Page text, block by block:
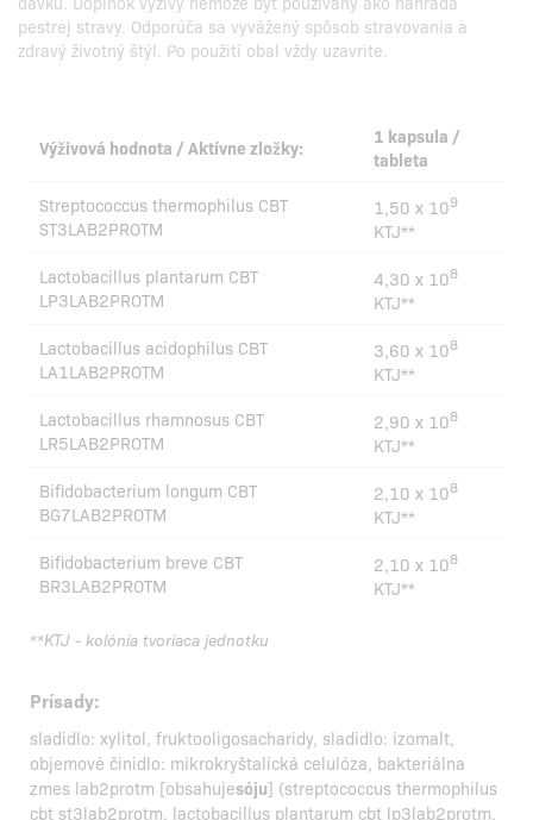
pestrej stravy. Odporúča sa vyvážený spôsob stravovania a
zdravý životný štýl. Po použití obal vždy uzavrite.
Výživová hodnota / Aktívne zložky:
1 kapsula /
tableta
Streptococcus thermophilus CBT
ST3LAB2PROTM
1,50 x 109
KTJ**
Lactobacillus plantarum CBT
LP3LAB2PROTM
4,30 x 108
KTJ**
Lactobacillus acidophilus CBT
LA1LAB2PROTM
3,60 x 108
KTJ**
Lactobacillus rhamnosus CBT
LR5LAB2PROTM
2,90 x 108
KTJ**
Bifidobacterium longum CBT
BG7LAB2PROTM
2,10 x 108
KTJ**
Bifidobacterium breve CBT
BR3LAB2PROTM
2,10 x 108
KTJ**
**KTJ - kolónia tvoriaca jednotku
Prísady:
sladidlo: xylitol, fruktooligosacharidy, sladidlo: izomalt,
objemové činidlo: mikrokryštalická celulóza, bakteriálna
zmes lab2protm [obsahujesóju] (streptococcus thermophilus
cbt st3lab2protm, lactobacillus plantarum cbt lp3lab2protm,